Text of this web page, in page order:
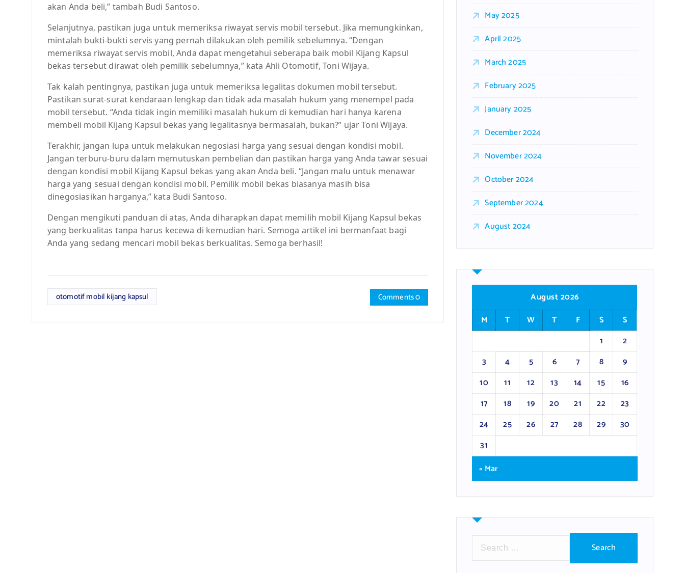
akan Anda beli,” tambah Budi Santoso.
Selanjutnya, pastikan juga untuk memeriksa riwayat servis mobil tersebut. Jika memungkinkan,
mintalah bukti-bukti servis yang pernah dilakukan oleh pemilik sebelumnya. “Dengan
memeriksa riwayat servis mobil, Anda dapat mengetahui seberapa baik mobil Kijang Kapsul
bekas tersebut dirawat oleh pemilik sebelumnya,” kata Ahli Otomotif, Toni Wijaya.
Tak kalah pentingnya, pastikan juga untuk memeriksa legalitas dokumen mobil tersebut.
Pastikan surat-surat kendaraan lengkap dan tidak ada masalah hukum yang menempel pada
mobil tersebut. “Anda tidak ingin memiliki masalah hukum di kemudian hari hanya karena
membeli mobil Kijang Kapsul bekas yang legalitasnya bermasalah, bukan?” ujar Toni Wijaya.
Terakhir, jangan lupa untuk melakukan negosiasi harga yang sesuai dengan kondisi mobil.
Jangan terburu-buru dalam memutuskan pembelian dan pastikan harga yang Anda tawar sesuai
dengan kondisi mobil Kijang Kapsul bekas yang akan Anda beli. “Jangan malu untuk menawar
harga yang sesuai dengan kondisi mobil. Pemilik mobil bekas biasanya masih bisa
dinegosiasikan harganya,” kata Budi Santoso.
Dengan mengikuti panduan di atas, Anda diharapkan dapat memilih mobil Kijang Kapsul bekas
yang berkualitas tanpa harus kecewa di kemudian hari. Semoga artikel ini bermanfaat bagi
Anda yang sedang mencari mobil bekas berkualitas. Semoga berhasil!
otomotif mobil kijang kapsul Comments 0
May 2025
April 2025
March 2025
February 2025
January 2025
December 2024
November 2024
October 2024
September 2024
August 2024
August 2026
M
T W T F S
S
1
2
3
4 5 6 7 8
9
10
11 12 13 14 15
16
17
18 19 20 21 22
23
24
25 26 27 28 29
30
31
« Mar